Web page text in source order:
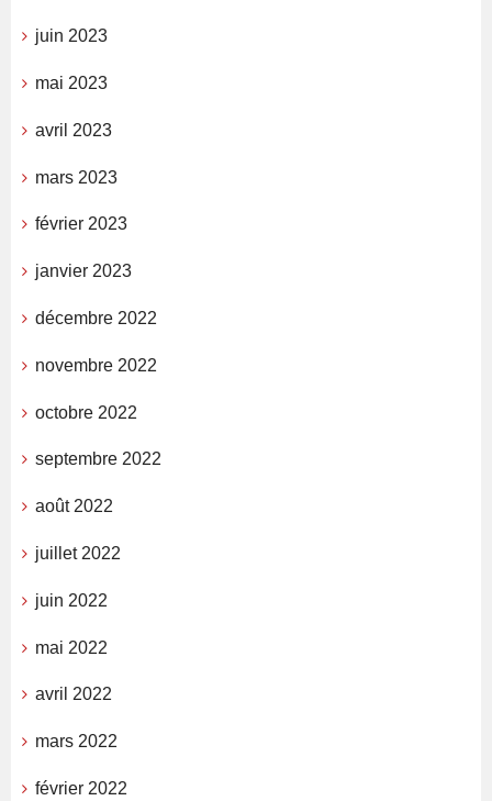
juin 2023
mai 2023
avril 2023
mars 2023
février 2023
janvier 2023
décembre 2022
novembre 2022
octobre 2022
septembre 2022
août 2022
juillet 2022
juin 2022
mai 2022
avril 2022
mars 2022
février 2022